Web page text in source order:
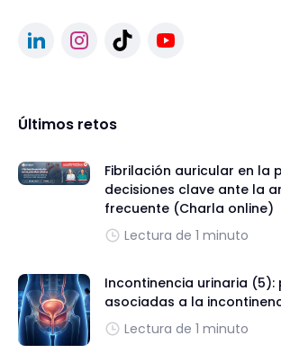
Últimos retos
Fibrilación auricular en la
decisiones clave ante la
frecuente (Charla online)
Lectura de 1 minuto
Incontinencia urinaria
asociadas a la
Lectura de 1 minuto